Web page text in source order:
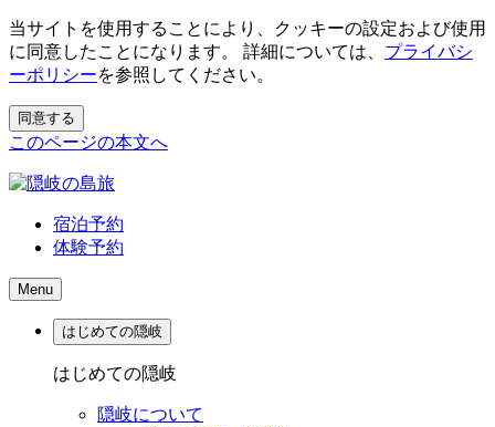
当サイトを使用することにより、クッキーの設定および使用
に同意したことになります。 詳細については、 プライバシ
ーポリシーを参照してください。
同意する
このページの本文へ
宿泊予約
体験予約
Menu
はじめての隠岐
はじめての隠岐
隠岐について